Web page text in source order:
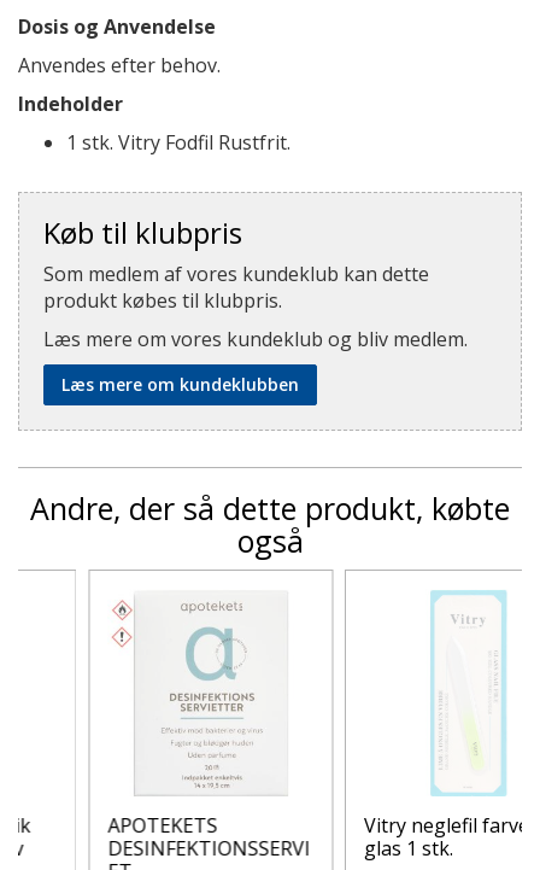
Dosis og Anvendelse
Anvendes efter behov.
Indeholder
1 stk. Vitry Fodfil Rustfrit.
Køb til klubpris
Som medlem af vores kundeklub kan dette
produkt købes til klubpris.
Læs mere om vores kundeklub og bliv medlem.
Læs mere om kundeklubben
Andre, der så dette produkt, købte
også
APOTEKETS
DESINFEKTIONSSERVI
Vitry neglefil farvet
glas 1 stk.